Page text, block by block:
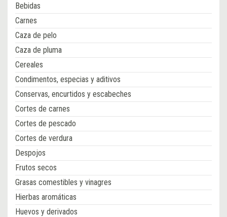
Bebidas
Carnes
Caza de pelo
Caza de pluma
Cereales
Condimentos, especias y aditivos
Conservas, encurtidos y escabeches
Cortes de carnes
Cortes de pescado
Cortes de verdura
Despojos
Frutos secos
Grasas comestibles y vinagres
Hierbas aromáticas
Huevos y derivados